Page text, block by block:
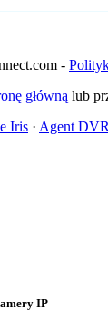
-
główną lub
Iris · Agent
IP